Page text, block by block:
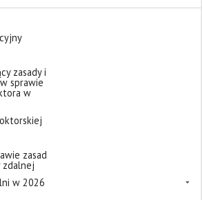
zasady i
sprawie
w
zasad
zdalnej
w 2026